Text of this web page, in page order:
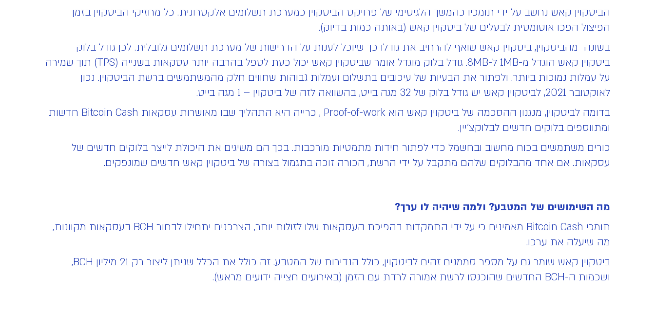
הביטקוין קאש נחשב על ידי תומכיו כהמשך הלגיטימי של פרויקט הביטקוין כמערכת תשלומים אלקטרונית. כל מחזיקי הביטקוין בזמן
הפיצול הפכו אוטומטית לבעלים של ביטקוין קאש (באותה כמות בדיוק).
בשונה מהביטקוין, ביטקוין קאש שואף להרחיב את גודלו כך שיוכל לענות על הדרישות של מערכת תשלומים גלובלית. לכן גודל בלוק
ביטקוין קאש הוגדל מ-1MB ל-8MB. גודל בלוק מוגדל אומר שביטקוין קאש יכול כעת לטפל בהרבה יותר עסקאות בשנייה (TPS) תוך שמירה
על עמלות נמוכות ביותר. ולפתור את הבעיות של עיכובים בתשלום ועמלות גבוהות שחווים חלק מהמשתמשים ברשת הביטקוין. נכון
לאוקטובר 2021, לביטקוין קאש יש גודל בלוק של 32 מגה בייט, בהשוואה לזה של ביטקוין – 1 מגה בייט.
בדומה לביטקוין, מנגנון ההסכמה של ביטקוין קאש הוא Proof-of-work , כרייה היא התהליך שבו מאושרות עסקאות Bitcoin Cash חדשות
ומתווספים בלוקים חדשים לבלוקצ'יין.
כורים משתמשים בכוח מחשוב ובחשמל כדי לפתור חידות מתמטיות מורכבות. בכך הם משיגים את היכולת לייצר בלוקים חדשים של
עסקאות. אם אחד מהבלוקים שלהם מתקבל על ידי הרשת, הכורה זוכה בתגמול בצורה של ביטקוין קאש חדשים שמונפקים.
מה השימושים של המטבע? ולמה שיהיה לו ערך?
תומכי Bitcoin Cash מאמינים כי על ידי התמקדות בהפיכת העסקאות שלו לזולות יותר, הצרכנים יתחילו לבחור BCH בעסקאות מקוונות,
מה שיעלה את ערכו.
ביטקוין קאש שומר גם על מספר סממנים זהים לביטקוין, כולל הנדירות של המטבע. זה כולל את הכלל שניתן ליצור רק 21 מיליון BCH,
ושכמות ה-BCH החדשים שהוכנסו לרשת אמורה לרדת עם הזמן (באירועים חצייה ידועים מראש).